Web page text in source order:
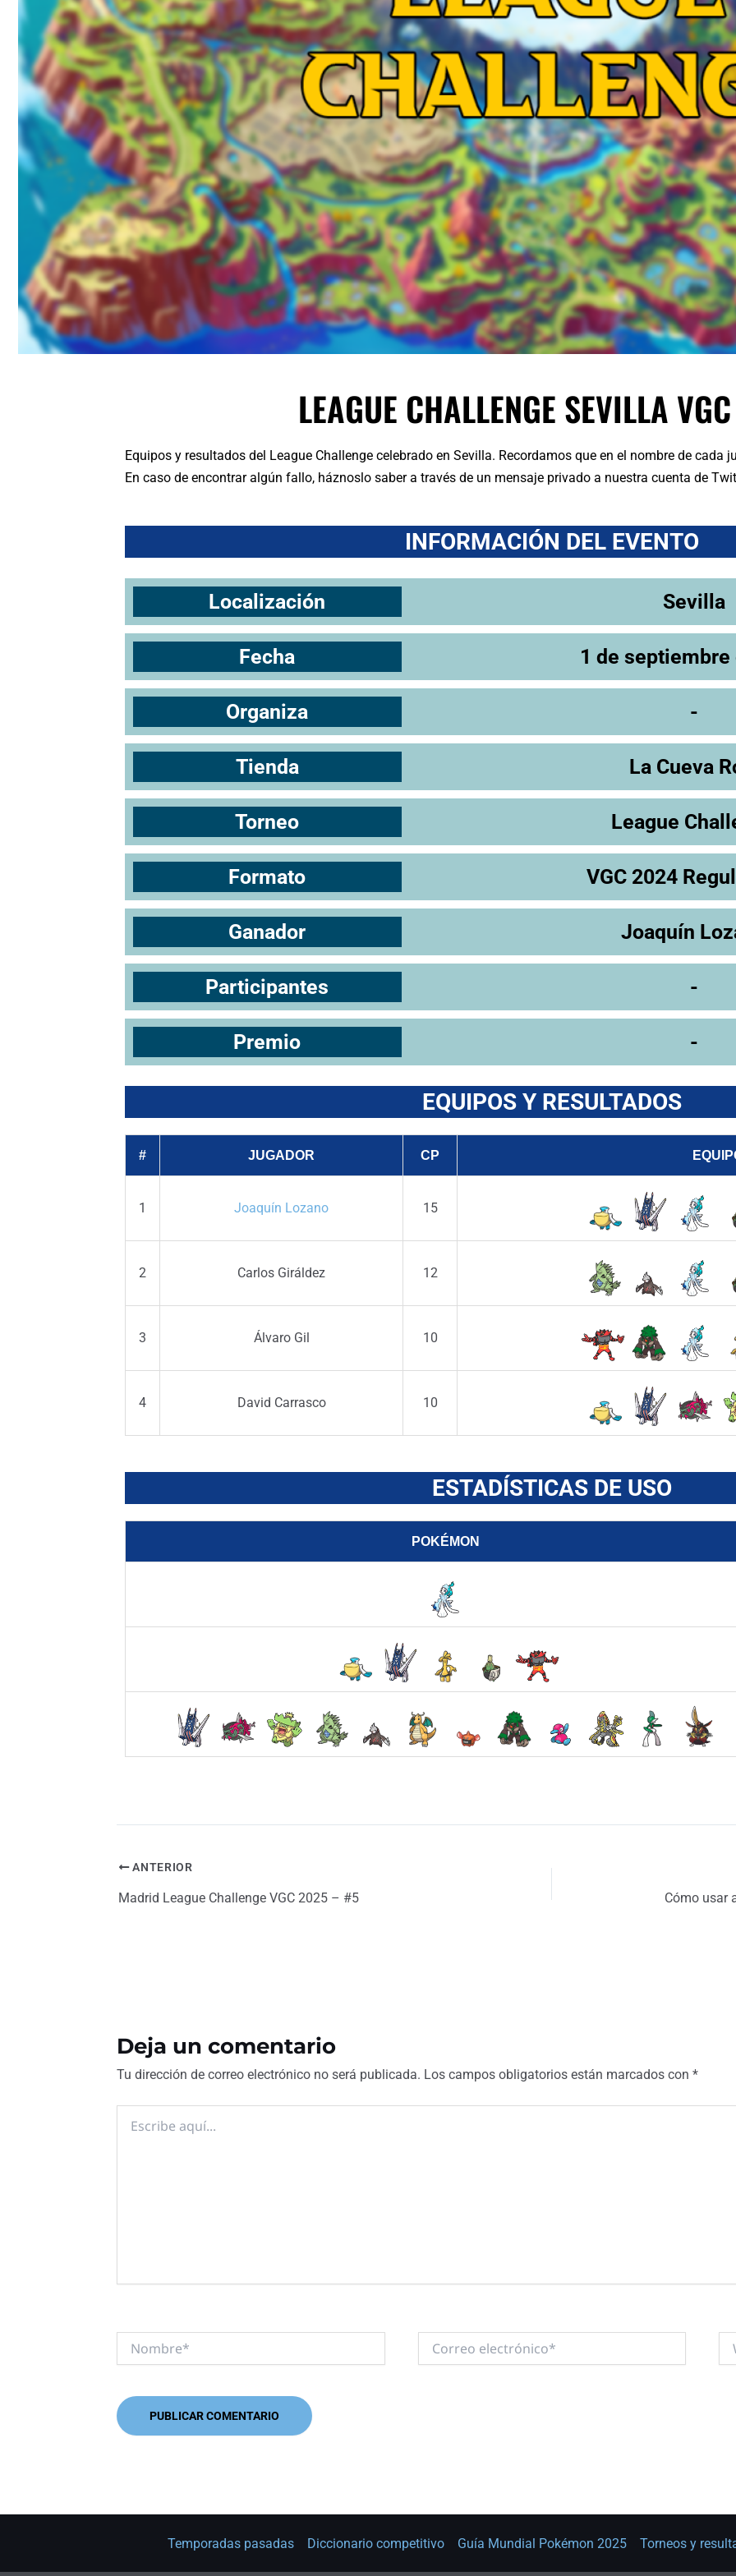
LEAGUE CHALLENGE SEVILLA
Equipos y resultados del League Challenge celebrado en Sevilla. Recordamos que en el nombre de cada
En caso de encontrar algún fallo, háznoslo saber a través de un mensaje privado a nuestra cuenta de
INFORMACIÓN DEL EVENTO
Localización Sevilla
Fecha 1 de septiembre
Organiza -
Tienda La Cueva
Torneo League
Formato VGC 2024
Ganador Joaquín
Participantes -
Premio -
EQUIPOS Y RESULTADOS
# JUGADOR CP
1 Joaquín Lozano 15
2 Carlos Giráldez 12
3 Álvaro Gil 10
4 David Carrasco 10
ESTADÍSTICAS DE USO
POKÉMON
ANTERIOR
Madrid League Challenge VGC 2025 – #5 Cómo usar
Deja un comentario
Tu dirección de correo electrónico no será publicada. Los campos obligatorios están marcados con *
aquí...
electrónico*
Temporadas pasadas Diccionario competitivo Guía Mundial Pokémon 2025 Torneos y